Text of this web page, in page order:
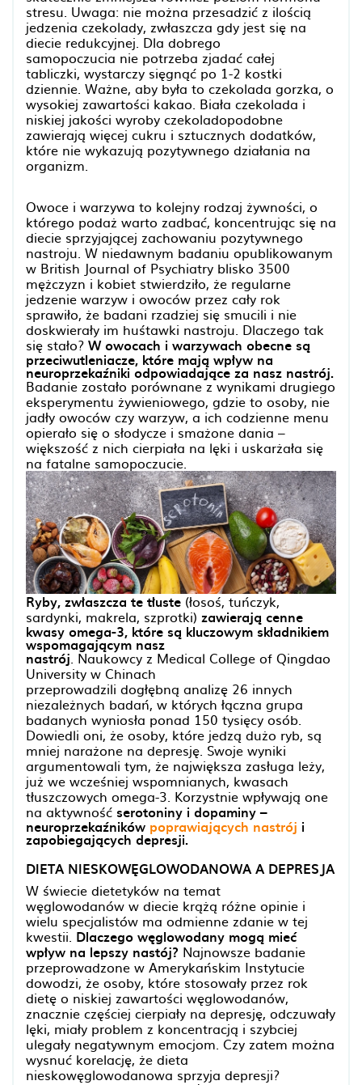
stresu. Uwaga: nie można przesadzić z ilością
jedzenia czekolady, zwłaszcza gdy jest się na
diecie redukcyjnej. Dla dobrego
samopoczucia nie potrzeba zjadać całej
tabliczki, wystarczy sięgnąć po 1-2 kostki
dziennie. Ważne, aby była to czekolada gorzka, o
wysokiej zawartości kakao. Biała czekolada i
niskiej jakości wyroby czekoladopodobne
zawierają więcej cukru i sztucznych dodatków,
które nie wykazują pozytywnego działania na
organizm.
Owoce i warzywa to kolejny rodzaj żywności, o
którego podaż warto zadbać, koncentrując się na
diecie sprzyjającej zachowaniu pozytywnego
nastroju. W niedawnym badaniu opublikowanym
w British Journal of Psychiatry blisko 3500
mężczyzn i kobiet stwierdziło, że regularne
jedzenie warzyw i owoców przez cały rok
sprawiło, że badani rzadziej się smucili i nie
doskwierały im huśtawki nastroju. Dlaczego tak
się stało? W owocach i warzywach obecne są
przeciwutleniacze, które mają wpływ na
neuroprzekaźniki odpowiadające za nasz nastrój.
Badanie zostało porównane z wynikami drugiego
eksperymentu żywieniowego, gdzie to osoby, nie
jadły owoców czy warzyw, a ich codzienne menu
opierało się o słodycze i smażone dania –
większość z nich cierpiała na lęki i uskarżała się
na fatalne samopoczucie.
Ryby, zwłaszcza te tłuste (łosoś, tuńczyk,
sardynki, makrela, szprotki) zawierają cenne
kwasy omega-3, które są kluczowym składnikiem
wspomagającym nasz
nastrój. Naukowcy z Medical College of Qingdao
University w Chinach
przeprowadzili dogłębną analizę 26 innych
niezależnych badań, w których łączna grupa
badanych wyniosła ponad 150 tysięcy osób.
Dowiedli oni, że osoby, które jedzą dużo ryb, są
mniej narażone na depresję. Swoje wyniki
argumentowali tym, że największa zasługa leży,
już we wcześniej wspomnianych, kwasach
tłuszczowych omega-3. Korzystnie wpływają one
na aktywność serotoniny i dopaminy –
neuroprzekaźników poprawiających nastrój i
zapobiegających depresji.
DIETA NIESKOWĘGLOWODANOWA A DEPRESJA
W świecie dietetyków na temat
węglowodanów w diecie krążą różne opinie i
wielu specjalistów ma odmienne zdanie w tej
kwestii. Dlaczego węglowodany mogą mieć
wpływ na lepszy nastój? Najnowsze badanie
przeprowadzone w Amerykańskim Instytucie
dowodzi, że osoby, które stosowały przez rok
dietę o niskiej zawartości węglowodanów,
znacznie częściej cierpiały na depresję, odczuwały
lęki, miały problem z koncentracją i szybciej
ulegały negatywnym emocjom. Czy zatem można
wysnuć korelację, że dieta
nieskowęglowodanowa sprzyja depresji?